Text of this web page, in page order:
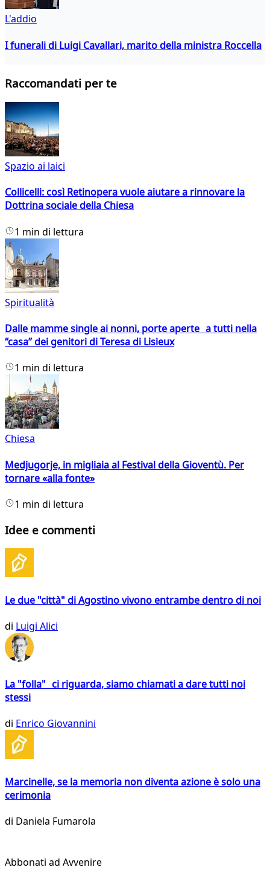
L'addio
I funerali di Luigi Cavallari, marito della ministra Roccella
Raccomandati per te
Spazio ai laici
Collicelli: così Retinopera vuole aiutare a rinnovare la
Dottrina sociale della Chiesa
1 min di lettura
Spiritualità
Dalle mamme single ai nonni, porte aperte a tutti nella
“casa” dei genitori di Teresa di Lisieux
1 min di lettura
Chiesa
Medjugorje, in migliaia al Festival della Gioventù. Per
tornare «alla fonte»
1 min di lettura
Idee e commenti
Le due "città" di Agostino vivono entrambe dentro di noi
di Luigi Alici
La "folla" ci riguarda, siamo chiamati a dare tutti noi
stessi
di Enrico Giovannini
Marcinelle, se la memoria non diventa azione è solo una
cerimonia
di Daniela Fumarola
Abbonati ad Avvenire